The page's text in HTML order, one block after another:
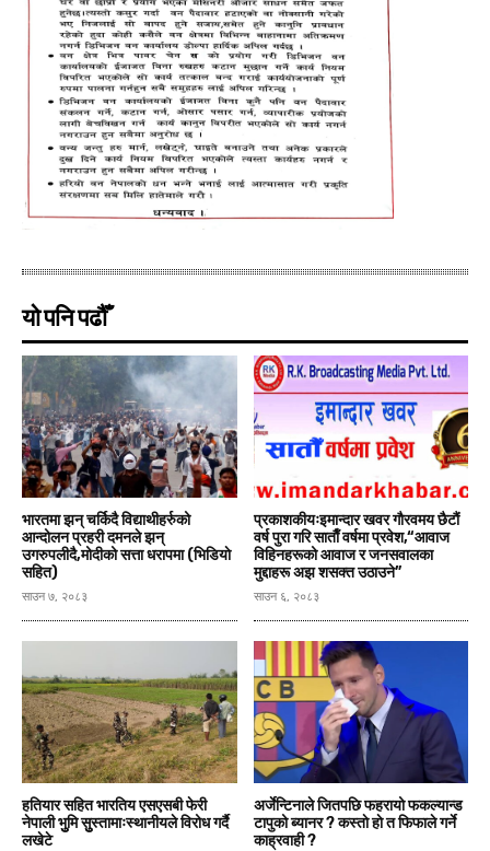
यो पनि पढौँ
भारतमा झन् चर्किदै विद्याथीहर्रुको
आन्दोलन प्रहरी दमनले झन्
उगरुपलीदै,मोदीको सत्ता धरापमा (भिडियाे
सहित)
साउन ७, २०८३
प्रकाशकीयःइमान्दार खवर गाैरवमय छैटाैं
वर्ष पुरा गरि साताैँ वर्षमा प्रवेश,“आवाज
विहिनहरूको आवाज र जनसवालका
मुद्दाहरू अझ शसक्त उठाउने”
साउन ६, २०८३
हतियार सहित भारतिय एसएसबी फेरी
नेपाली भुुमि सुुस्तामाःस्थानीयले विरोध गर्दै
लखेटे
अर्जेन्टिनाले जितपछि फहरायो फकल्यान्ड
टापुको ब्यानर ? कस्ताे हाे त फिफाले गर्ने
काह्रवाही ?